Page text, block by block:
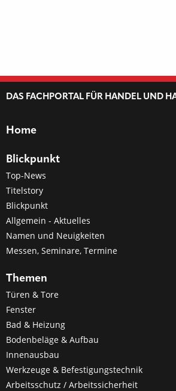
DAS FACHPORTAL FÜR HANDEL UND
Home
Blickpunkt
Top-News
Titelstory
Blickpunkt
Allgemein - Aktuelles
Namen und Neuigkeiten
Messen, Seminare, Termine
Themen
Türen & Tore
Fenster
Bad & Heizung
Bodenbeläge & Aufbau
Innenausbau
Werkzeuge & Befestigungstechnik
Arbeitsschutz / Arbeitssicherheit